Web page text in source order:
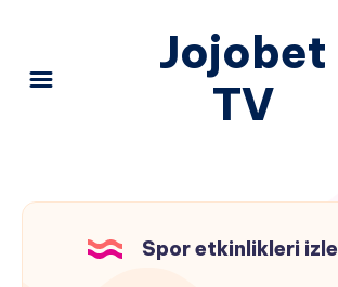
Jojobet
TV
Spor etkinlikleri izle